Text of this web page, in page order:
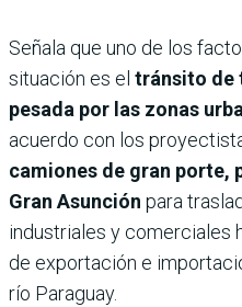
Señala que uno de los
situación es el tránsito de
pesada por las zonas
acuerdo con los
camiones de gran porte,
Gran Asunción para
industriales y comerciales
de exportación e
río Paraguay.